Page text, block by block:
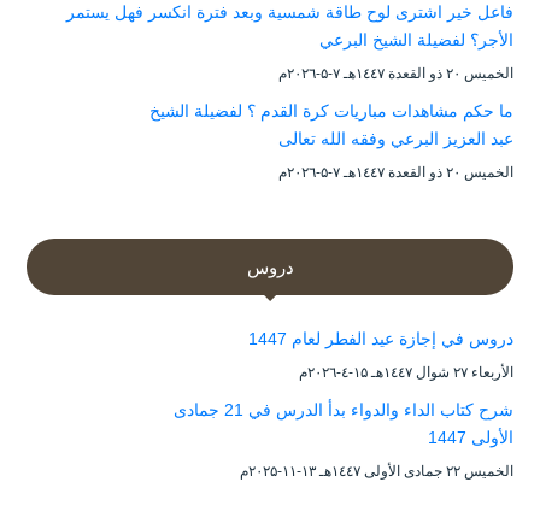
فاعل خير اشترى لوح طاقة شمسية وبعد فترة انكسر فهل يستمر
الأجر؟ لفضيلة الشيخ البرعي
الخميس ۲۰ ذو القعدة ۱٤٤۷هـ ۷-۵-۲۰۲٦م
ما حكم مشاهدات مباريات كرة القدم ؟ لفضيلة الشيخ
عبد العزيز البرعي وفقه الله تعالى
الخميس ۲۰ ذو القعدة ۱٤٤۷هـ ۷-۵-۲۰۲٦م
دروس
دروس في إجازة عيد الفطر لعام 1447
الأربعاء ۲۷ شوال ۱٤٤۷هـ ۱۵-٤-۲۰۲٦م
شرح كتاب الداء والدواء بدأ الدرس في 21 جمادى
الأولى 1447
الخميس ۲۲ جمادى الأولى ۱٤٤۷هـ ۱۳-۱۱-۲۰۲۵م